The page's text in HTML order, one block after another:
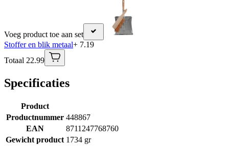
Voeg product toe aan set
Stoffer en blik metaal+ 7.19
Totaal 22.99
Specificaties
Product
Productnummer 448867
EAN
8711247768760
Gewicht product 1734 gr